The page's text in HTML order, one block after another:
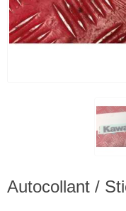
Autocollant /